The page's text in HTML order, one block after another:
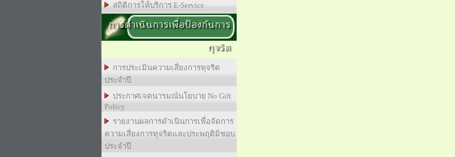
สถิติการให้บริการ E-Service
การดำเนินการเพื่อป้องกันการ
ทุจริต
การประเมินความเสี่ยงการทุจริต
ประจำปี
ประกาศเจตนารมณ์นโยบาย No Gift
Policy
รายงานผลการดำเนินการเพื่อจัดการ
ความเสี่ยงการทุจริตและประพฤติมิชอบ
ประจำปี